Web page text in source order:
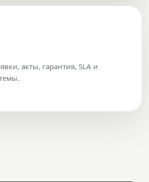
акты, гарантия, SLA и